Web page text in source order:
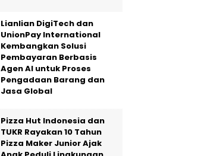
Lianlian DigiTech dan
UnionPay International
Kembangkan Solusi
Pembayaran Berbasis
Agen AI untuk Proses
Pengadaan Barang dan
Jasa Global
Pizza Hut Indonesia dan
TUKR Rayakan 10 Tahun
Pizza Maker Junior Ajak